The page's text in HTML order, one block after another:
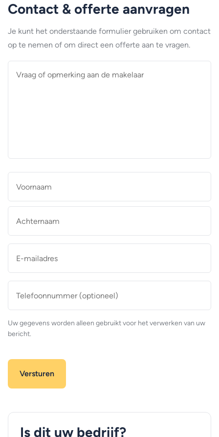
Contact & offerte aanvragen
Je kunt het onderstaande formulier gebruiken om contact
op te nemen of om direct een offerte aan te vragen.
mailadres *
(optioneel)
Uw gegevens worden alleen gebruikt voor het verwerken van uw
bericht.
Is dit uw bedrijf?